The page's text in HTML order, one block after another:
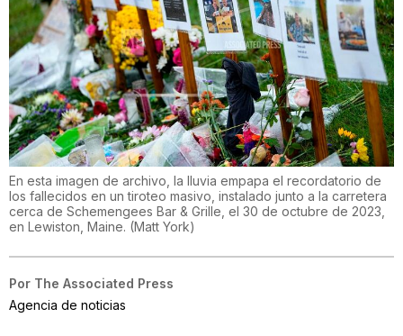
En esta imagen de archivo, la lluvia empapa el recordatorio de
los fallecidos en un tiroteo masivo, instalado junto a la carretera
cerca de Schemengees Bar & Grille, el 30 de octubre de 2023,
en Lewiston, Maine. (Matt York)
Por The Associated Press
Agencia de noticias